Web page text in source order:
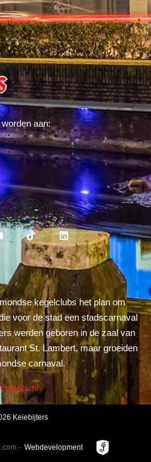
aan:
kegelclubs het plan om
voor de stad een stadscarnaval
werden geboren in de zaal van
St. Lambert, maar groeiden
carnaval.
Keiebijters
- Webdevelopment